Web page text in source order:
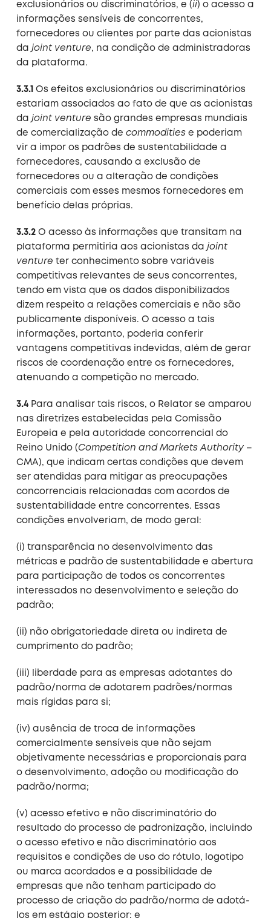
exclusionários ou discriminatórios, e (ii) o acesso a
informações sensíveis de concorrentes,
fornecedores ou clientes por parte das acionistas
da joint venture, na condição de administradoras
da plataforma.
3.3.1 Os efeitos exclusionários ou discriminatórios
estariam associados ao fato de que as acionistas
da joint venture são grandes empresas mundiais
de comercialização de commoditiese poderiam
vir a impor os padrões de sustentabilidade a
fornecedores, causando a exclusão de
fornecedores ou a alteração de condições
comerciais com esses mesmos fornecedores em
benefício delas próprias.
3.3.2O acesso às informações que transitam na
plataforma permitiria aos acionistas da joint
venture ter conhecimento sobre variáveis
competitivas relevantes de seus concorrentes,
tendo em vista que os dados disponibilizados
dizem respeito a relações comerciais e não são
publicamente disponíveis. O acesso a tais
informações, portanto, poderia conferir
vantagens competitivas indevidas, além de gerar
riscos de coordenação entre os fornecedores,
atenuando a competição no mercado.
3.4Para analisar tais riscos, o Relator se amparou
nas diretrizes estabelecidas pela Comissão
Europeia e pela autoridade concorrencial do
Reino Unido (Competition and Markets Authority–
CMA), que indicam certas condições que devem
ser atendidas para mitigar as preocupações
concorrenciais relacionadas com acordos de
sustentabilidade entre concorrentes. Essas
condições envolveriam, de modo geral:
(i) transparência no desenvolvimento das
métricas e padrão de sustentabilidade e abertura
para participação de todos os concorrentes
interessados no desenvolvimento e seleção do
padrão;
(ii) não obrigatoriedade direta ou indireta de
cumprimento do padrão;
(iii) liberdade para as empresas adotantes do
padrão/norma de adotarem padrões/normas
mais rígidas para si;
(iv) ausência de troca de informações
comercialmente sensíveis que não sejam
objetivamente necessárias e proporcionais para
o desenvolvimento, adoção ou modificação do
padrão/norma;
(v) acesso efetivo e não discriminatório do
resultado do processo de padronização, incluindo
o acesso efetivo e não discriminatório aos
requisitos e condições de uso do rótulo, logotipo
ou marca acordados e a possibilidade de
empresas que não tenham participado do
processo de criação do padrão/norma de adotá-
los em estágio posterior; e